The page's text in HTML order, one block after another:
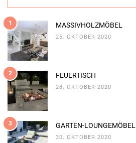
1 MASSIVHOLZMÖBEL
25. OKTOBER 2020
2 FEUERTISCH
28. OKTOBER 2020
3 GARTEN-LOUNGEMÖBEL
30. OKTOBER 2020